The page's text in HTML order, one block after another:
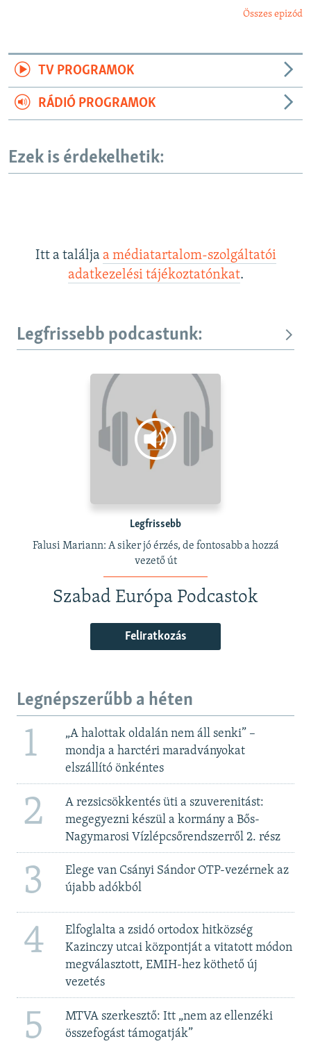
Összes epizód
TV PROGRAMOK
RÁDIÓ PROGRAMOK
Ezek is érdekelhetik:
Itt a találja a médiatartalom-szolgáltatói
adatkezelési tájékoztatónkat.
Legfrissebb podcastunk:
Legfrissebb
Falusi Mariann: A siker jó érzés, de fontosabb a hozzá
vezető út
Szabad Európa Podcastok
Feliratkozás
Legnépszerűbb a héten
1
„A halottak oldalán nem áll senki” –
mondja a harctéri maradványokat
elszállító önkéntes
2
A rezsicsökkentés üti a szuverenitást:
megegyezni készül a kormány a Bős-
Nagymarosi Vízlépcsőrendszerről 2. rész
3
Elege van Csányi Sándor OTP-vezérnek az
újabb adókból
4
Elfoglalta a zsidó ortodox hitközség
Kazinczy utcai központját a vitatott módon
megválasztott, EMIH-hez köthető új
vezetés
5
MTVA szerkesztő: Itt „nem az ellenzéki
összefogást támogatják”